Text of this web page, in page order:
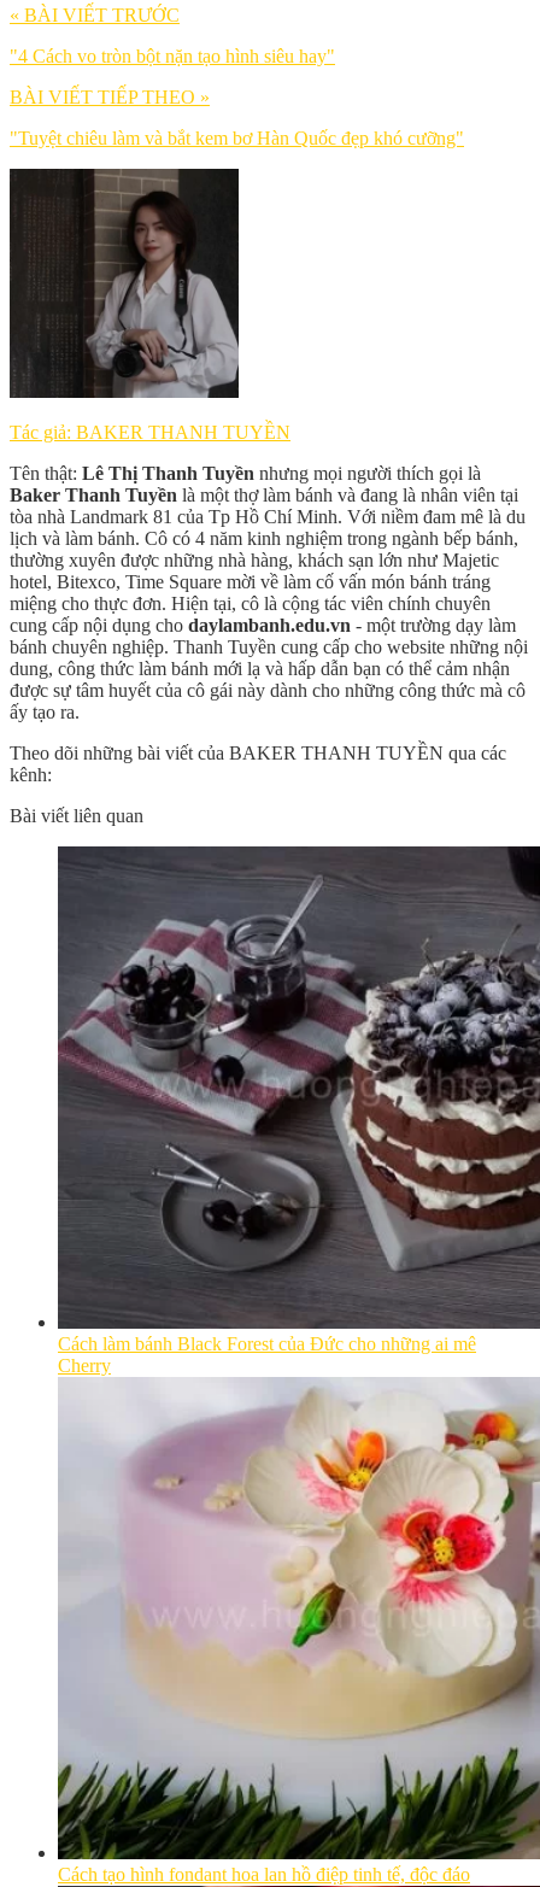
« BÀI VIẾT TRƯỚC
"4 Cách vo tròn bột nặn tạo hình siêu hay"
BÀI VIẾT TIẾP THEO »
"Tuyệt chiêu làm và bắt kem bơ Hàn Quốc đẹp khó cưỡng"
Tác giả: BAKER THANH TUYỀN
Tên thật: Lê Thị Thanh Tuyền nhưng mọi người thích gọi là
Baker Thanh Tuyền là một thợ làm bánh và đang là nhân viên tại
tòa nhà Landmark 81 của Tp Hồ Chí Minh. Với niềm đam mê là du
lịch và làm bánh. Cô có 4 năm kinh nghiệm trong ngành bếp bánh,
thường xuyên được những nhà hàng, khách sạn lớn như Majetic
hotel, Bitexco, Time Square mời về làm cố vấn món bánh tráng
miệng cho thực đơn. Hiện tại, cô là cộng tác viên chính chuyên
cung cấp nội dụng cho daylambanh.edu.vn - một trường dạy làm
bánh chuyên nghiệp. Thanh Tuyền cung cấp cho website những nội
dung, công thức làm bánh mới lạ và hấp dẫn bạn có thể cảm nhận
được sự tâm huyết của cô gái này dành cho những công thức mà cô
ấy tạo ra.
Theo dõi những bài viết của BAKER THANH TUYỀN qua các
kênh:
Bài viết liên quan
Cách làm bánh Black Forest của Đức cho những ai mê
Cherry
Cách tạo hình fondant hoa lan hồ điệp tinh tế, độc đáo